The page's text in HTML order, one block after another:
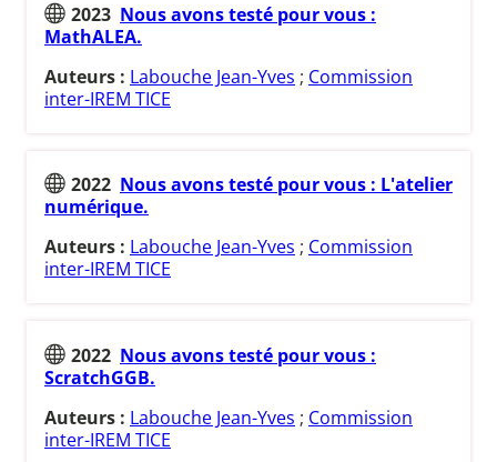
2023 Nous avons testé pour vous :
MathALEA.
Auteurs : Labouche Jean-Yves ; Commission
inter-IREM TICE
2022 Nous avons testé pour vous : L'atelier
numérique.
Auteurs : Labouche Jean-Yves ; Commission
inter-IREM TICE
2022 Nous avons testé pour vous :
ScratchGGB.
Auteurs : Labouche Jean-Yves ; Commission
inter-IREM TICE